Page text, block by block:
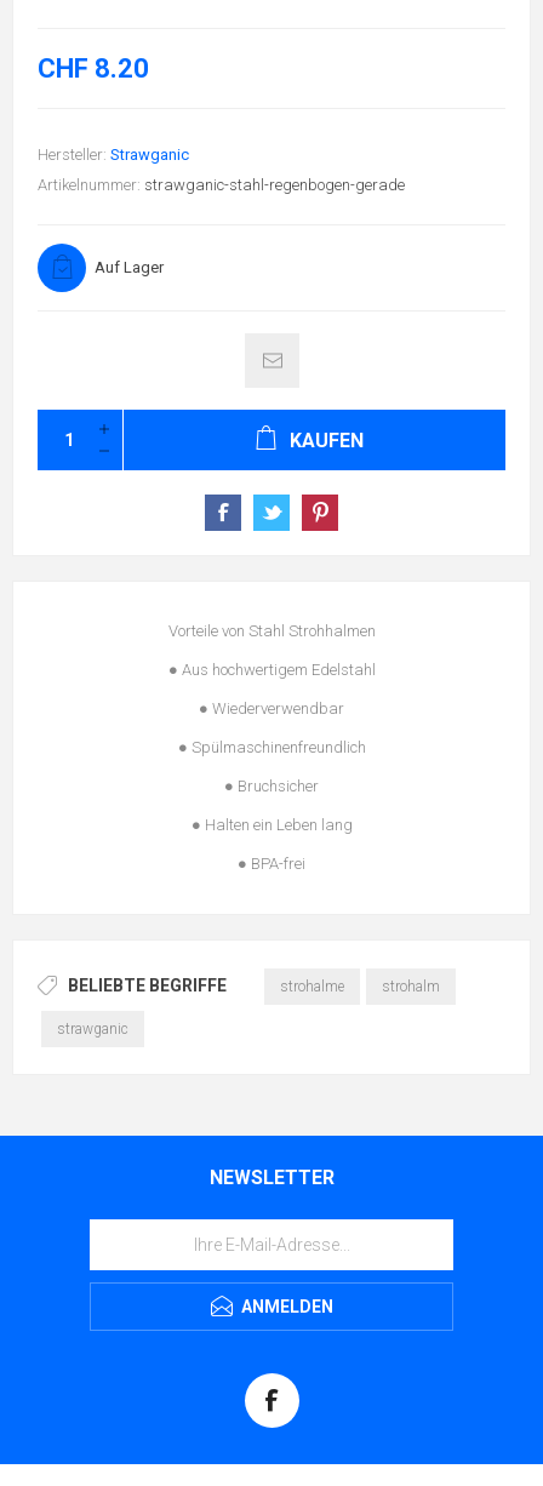
CHF 8.20
Hersteller: Strawganic
Artikelnummer: strawganic-stahl-regenbogen-gerade
Auf Lager
KAUFEN
Vorteile von Stahl Strohhalmen
● Aus hochwertigem Edelstahl
● Wiederverwendbar
● Spülmaschinenfreundlich
● Bruchsicher
● Halten ein Leben lang
● BPA-frei
BELIEBTE BEGRIFFE strohalme strohalm
strawganic
NEWSLETTER
ANMELDEN